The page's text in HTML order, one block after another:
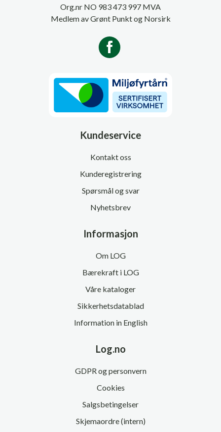
Org.nr NO 983 473 997 MVA
Medlem av Grønt Punkt og Norsirk
Kundeservice
Kontakt oss
Kunderegistrering
Spørsmål og svar
Nyhetsbrev
Informasjon
Om LOG
Bærekraft i LOG
Våre kataloger
Sikkerhetsdatablad
Information in English
Log.no
GDPR og personvern
Cookies
Salgsbetingelser
Skjemaordre (intern)